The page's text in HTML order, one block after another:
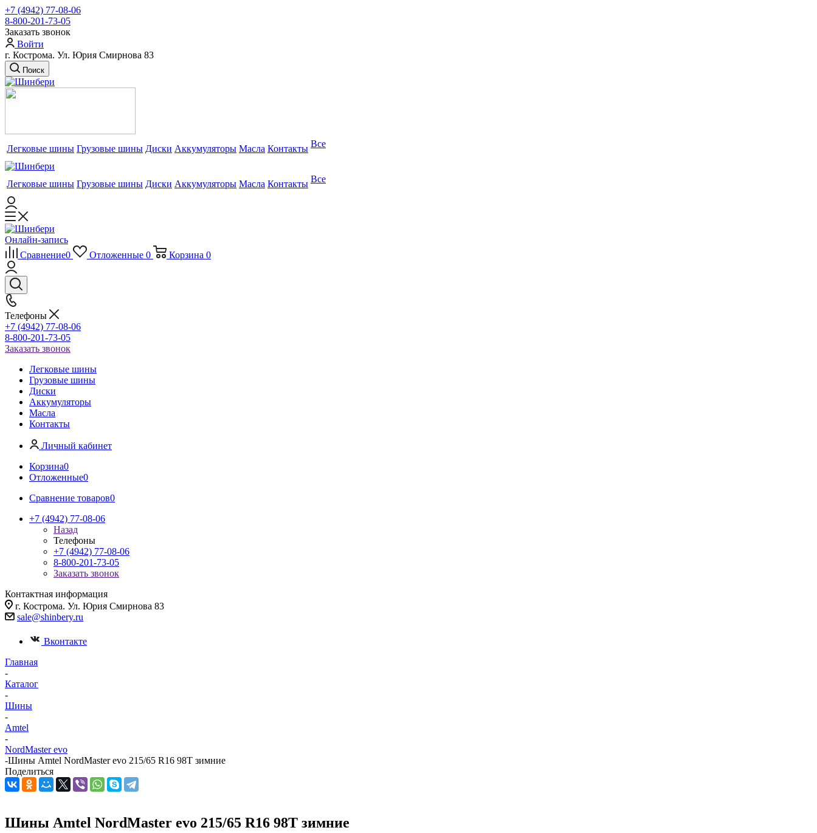
+7 (4942) 77-08-06
8-800-201-73-05
Заказать звонок
Войти
г. Кострома. Ул. Юрия Смирнова 83
Поиск
Легковые шины Грузовые шины Диски Аккумуляторы Масла Контакты Все
Легковые шины Грузовые шины Диски Аккумуляторы Масла Контакты Все
Онлайн-запись
Сравнение0 Отложенные 0 Корзина 0
Телефоны
+7 (4942) 77-08-06
8-800-201-73-05
Заказать звонок
Легковые шины
Грузовые шины
Диски
Аккумуляторы
Масла
Контакты
Личный кабинет
Корзина0
Отложенные0
Сравнение товаров0
+7 (4942) 77-08-06
Назад
Телефоны
+7 (4942) 77-08-06
8-800-201-73-05
Заказать звонок
Контактная информация
г. Кострома. Ул. Юрия Смирнова 83
sale@shinbery.ru
Вконтакте
Главная
-
Каталог
-
Шины
-
Amtel
-
NordMaster evo
-Шины Amtel NordMaster evo 215/65 R16 98T зимние
Поделиться
Шины Amtel NordMaster evo 215/65 R16 98T зимние